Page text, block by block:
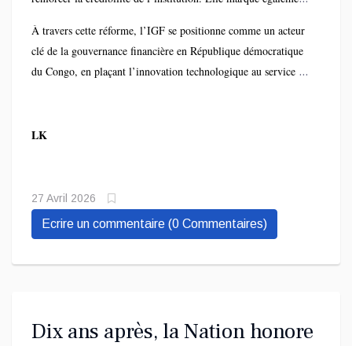
internationaux en matière de contrôle financier.
À travers cette réforme, l’IGF se positionne comme un acteur
clé de la gouvernance financière en République démocratique
du Congo, en plaçant l’innovation technologique au service de
LK
27 Avril 2026
Ecrire un commentaire (0 Commentaires)
Dix ans après, la Nation honore